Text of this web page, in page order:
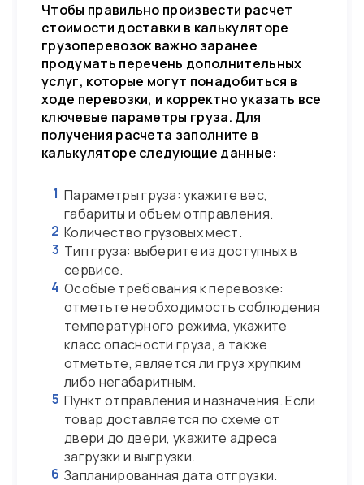
Чтобы правильно произвести расчет
стоимости доставки в калькуляторе
грузоперевозок важно заранее
продумать перечень дополнительных
услуг, которые могут понадобиться в
ходе перевозки, и корректно указать все
ключевые параметры груза. Для
получения расчета заполните в
калькуляторе следующие данные:
1 Параметры груза: укажите вес,
габариты и объем отправления.
2 Количество грузовых мест.
3 Тип груза: выберите из доступных в
сервисе.
4 Особые требования к перевозке:
отметьте необходимость соблюдения
температурного режима, укажите
класс опасности груза, а также
отметьте, является ли груз хрупким
либо негабаритным.
5 Пункт отправления и назначения. Если
товар доставляется по схеме от
двери до двери, укажите адреса
загрузки и выгрузки.
6 Запланированная дата отгрузки.